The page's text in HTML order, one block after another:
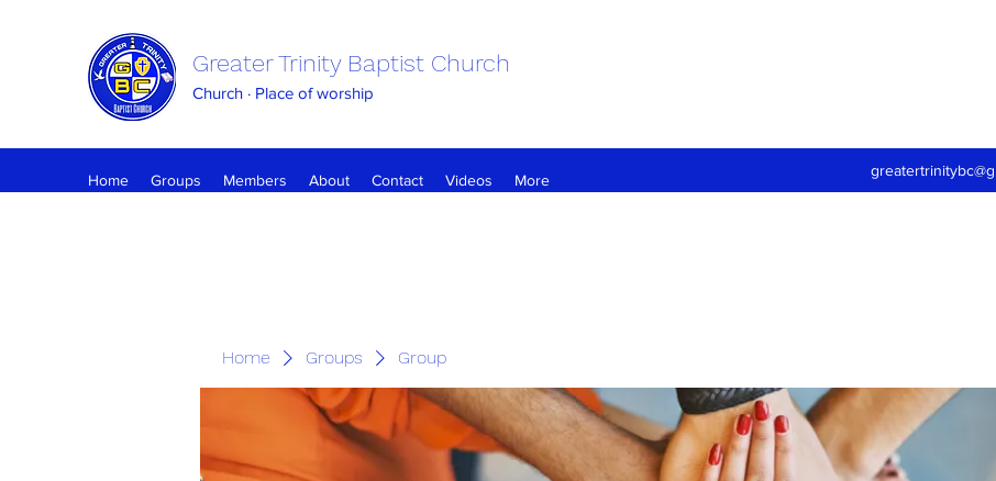
Greater Trinity Baptist Church
Church · Place of worship
Home Groups Members About Contact Videos More
Home Groups Group